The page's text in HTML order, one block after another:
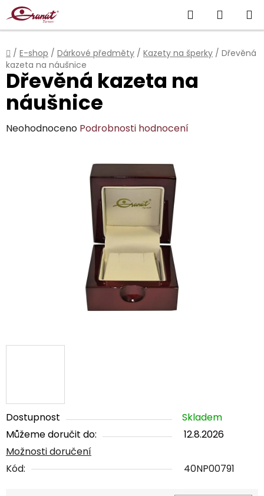
Přejít
na
obsah
Hledat
KOŠÍK
Domů
/ E-shop / Dárkové předměty / Kazety na šperky / Dřevěná
kazeta na náušnice
Dostupnost
Skladem
Můžeme doručit do:
12.8.2026
Možnosti doručení
Kód:
40NP00791
Dřevěná kazeta na
náušnice
Průměrné
Neohodnoceno Podrobnosti hodnocení